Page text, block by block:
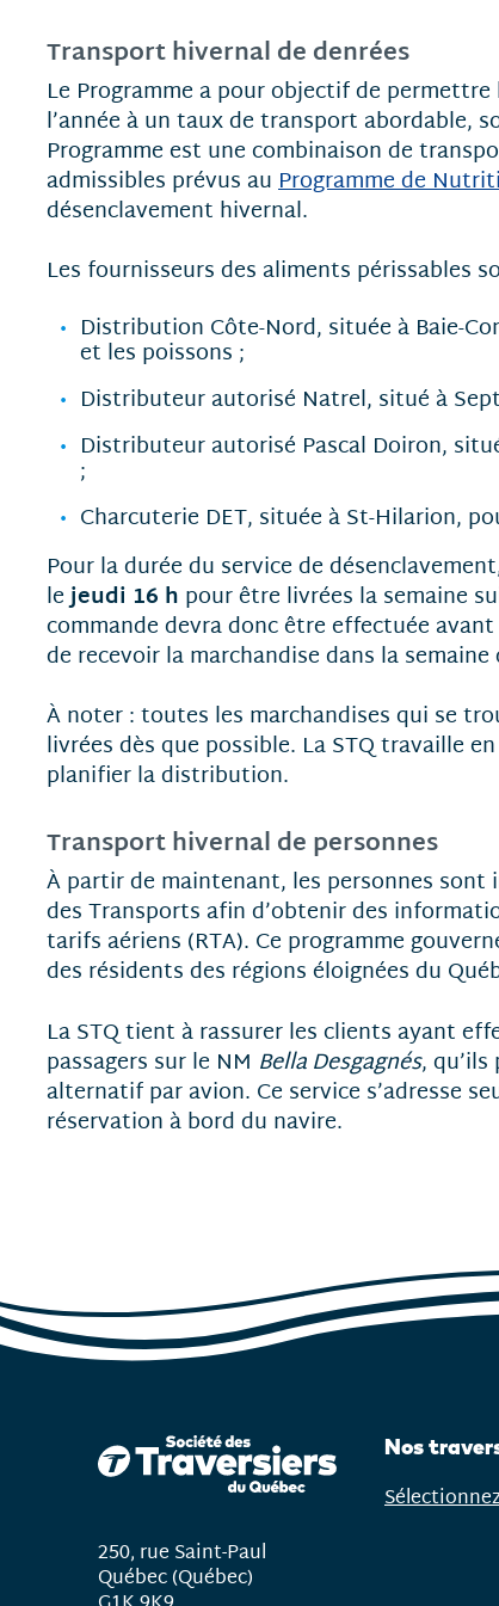
Transport hivernal de denrées
Le Programme a pour objectif de
l’année à un taux de transport abordable,
Programme est une combinaison de
admissibles prévus au Programme de
désenclavement hivernal.
Les fournisseurs des aliments périssables
Distribution Côte-Nord, située à Baie-
et les poissons ;
Distributeur autorisé Natrel, situé à
Distributeur autorisé Pascal Doiron,
;
Charcuterie DET, située à St-Hilarion,
Pour la durée du service de
lejeudi 16 h pour être livrées la semaine
commande devra donc être effectuée
de recevoir la marchandise dans la semaine
À noter : toutes les marchandises qui se
livrées dès que possible. La STQ travaille
planifier la distribution.
Transport hivernal de personnes
À partir de maintenant, les personnes
des Transports afin d’obtenir des
tarifs aériens (RTA). Ce programme
des résidents des régions éloignées du
La STQ tient à rassurer les clients ayant
passagers sur le NM Bella Desgagnés,
alternatif par avion. Ce service s’adresse
réservation à bord du navire.
250, rue Saint-Paul
Québec (Québec)
Nos
Ouvrir